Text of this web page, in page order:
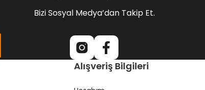
Bizi Sosyal Medya’dan Takip Et.
Alışveriş Bilgileri